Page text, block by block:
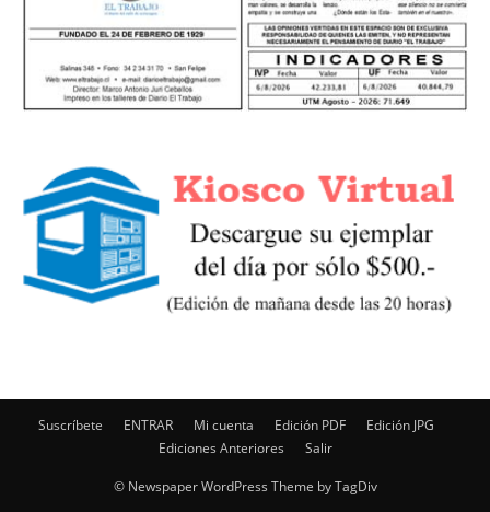
Suscríbete ENTRAR Mi cuenta Edición PDF
Edición JPG
Ediciones Anteriores
Salir
© Newspaper WordPress Theme by TagDiv